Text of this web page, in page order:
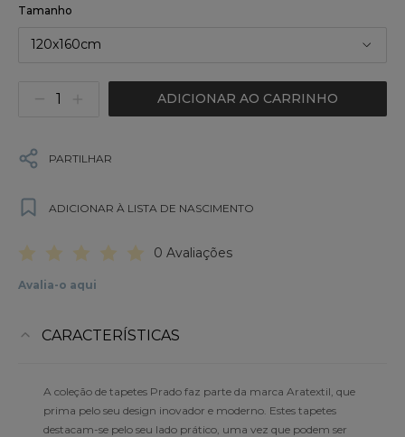
Tamanho
120x160cm
ADICIONAR AO CARRINHO
PARTILHAR
ADICIONAR À LISTA DE NASCIMENTO
0 Avaliações
Avalia-o aqui
CARACTERÍSTICAS
A coleção de tapetes Prado faz parte da marca Aratextil, que
prima pelo seu design inovador e moderno. Estes tapetes
destacam-se pelo seu lado prático, uma vez que podem ser